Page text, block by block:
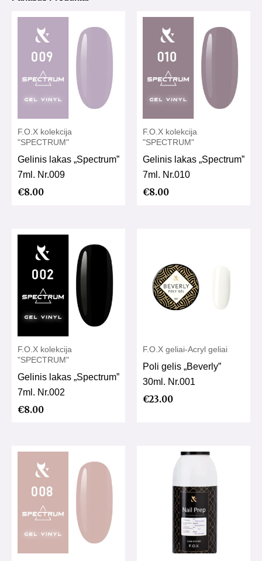
F.O.X kolekcija
"SPECTRUM"
Gelinis lakas „Spectrum”
7ml. Nr.009
€8.00
F.O.X kolekcija
"SPECTRUM"
Gelinis lakas „Spectrum”
7ml. Nr.010
€8.00
F.O.X kolekcija
"SPECTRUM"
Gelinis lakas „Spectrum”
7ml. Nr.002
€8.00
F.O.X geliai-Acryl geliai
Poli gelis „Beverly”
30ml. Nr.001
€23.00